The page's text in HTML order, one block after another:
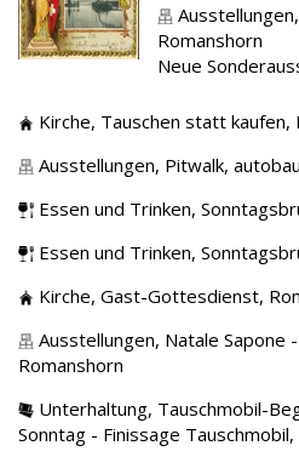
Ausstellungen,
Romanshorn
Neue
Kirche, Tauschen statt kaufen,
Ausstellungen, Pitwalk,
Essen und Trinken,
Essen und Trinken,
Kirche, Gast-Gottesdienst,
Ausstellungen, Natale Sapone
Romanshorn
Unterhaltung, Tauschmobil-
Sonntag - Finissage Tauschmobil,